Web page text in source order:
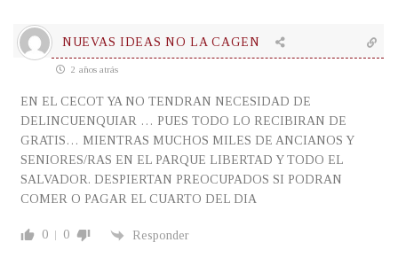
NUEVAS IDEAS NO LA CAGEN
2 años atrás
EN EL CECOT YA NO TENDRAN NECESIDAD DE
DELINCUENQUIAR … PUES TODO LO RECIBIRAN DE
GRATIS… MIENTRAS MUCHOS MILES DE ANCIANOS Y
SENIORES/RAS EN EL PARQUE LIBERTAD Y TODO EL
SALVADOR. DESPIERTAN PREOCUPADOS SI PODRAN
COMER O PAGAR EL CUARTO DEL DIA
0 0 Responder